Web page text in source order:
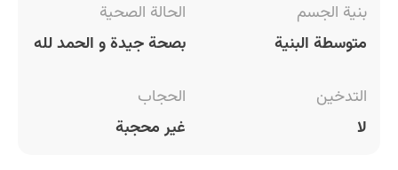
بنية الجسم
متوسطة البنية
الحالة الصحية
بصحة جيدة و الحمد لله
التدخين
لا
الحجاب
غير محجبة